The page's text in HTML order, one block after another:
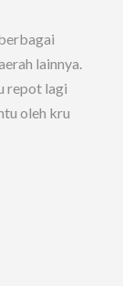
lainnya.
repot lagi
oleh kru